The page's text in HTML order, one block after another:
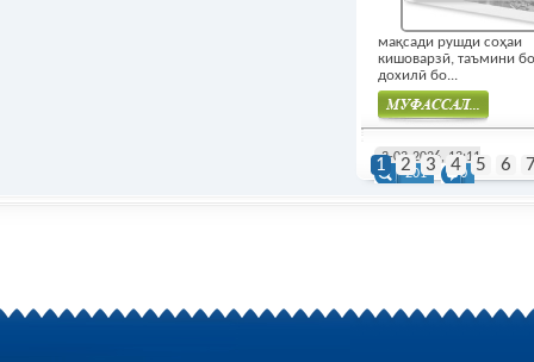
мақсади рушди соҳаи
кишоварзӣ, таъмини
дохилӣ бо...
3-03-2026, 13:11
201
0
1 2 3 4 5 6